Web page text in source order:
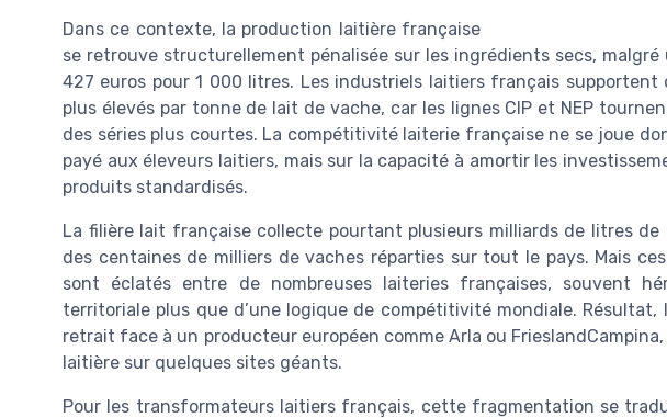
Dans ce contexte, la production laitière française
se retrouve structurellement pénalisée sur les ingrédients secs,
427 euros pour 1 000 litres. Les industriels laitiers français
plus élevés par tonne de lait de vache, car les lignes CIP et NEP
des séries plus courtes. La compétitivité laiterie française ne se joue
payé aux éleveurs laitiers, mais sur la capacité à amortir les
produits standardisés.
La filière lait française collecte pourtant plusieurs milliards de litres
des centaines de milliers de vaches réparties sur tout le pays. Mais
sont éclatés entre de nombreuses laiteries françaises, souvent
territoriale plus que d’une logique de compétitivité mondiale.
retrait face à un producteur européen comme Arla ou
laitière sur quelques sites géants.
Pour les transformateurs laitiers français, cette fragmentation se